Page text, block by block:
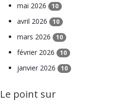
mai 2026 10
avril 2026 10
mars 2026 10
février 2026 10
janvier 2026 10
Le point sur